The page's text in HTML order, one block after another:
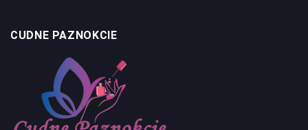
CUDNE PAZNOKCIE